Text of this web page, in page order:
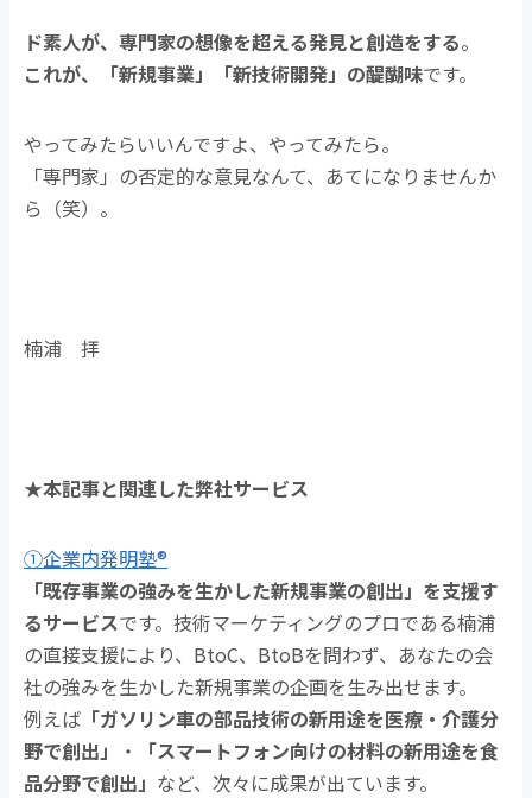
ド素人が、専門家の想像を超える発見と創造をする。
これが、「新規事業」「新技術開発」の醍醐味です。
やってみたらいいんですよ、やってみたら。
「専門家」の否定的な意見なんて、あてになりませんか
ら（笑）。
楠浦 拝
★本記事と関連した弊社サービス
①企業内発明塾®
「既存事業の強みを生かした新規事業の創出」を支援す
るサービスです。技術マーケティングのプロである楠浦
の直接支援により、BtoC、BtoBを問わず、あなたの会
社の強みを生かした新規事業の企画を生み出せます。
例えば 「ガソリン車の部品技術の新用途を医療・介護分
野で創出」
・
「スマートフォン向けの材料の新用途を食
品分野で創出」 など、次々に成果が出ています。